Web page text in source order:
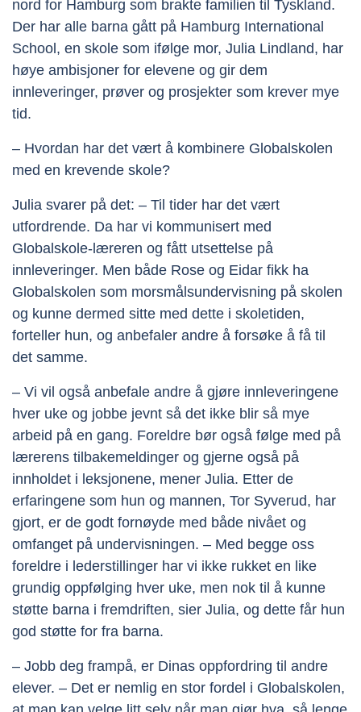
nord for Hamburg som brakte familien til Tyskland.
Der har alle barna gått på Hamburg International
School, en skole som ifølge mor, Julia Lindland, har
høye ambisjoner for elevene og gir dem
innleveringer, prøver og prosjekter som krever mye
tid.
– Hvordan har det vært å kombinere Globalskolen
med en krevende skole?
Julia svarer på det: – Til tider har det vært
utfordrende. Da har vi kommunisert med
Globalskole-læreren og fått utsettelse på
innleveringer. Men både Rose og Eidar fikk ha
Globalskolen som morsmålsundervisning på skolen
og kunne dermed sitte med dette i skoletiden,
forteller hun, og anbefaler andre å forsøke å få til
det samme.
– Vi vil også anbefale andre å gjøre innleveringene
hver uke og jobbe jevnt så det ikke blir så mye
arbeid på en gang. Foreldre bør også følge med på
lærerens tilbakemeldinger og gjerne også på
innholdet i leksjonene, mener Julia. Etter de
erfaringene som hun og mannen, Tor Syverud, har
gjort, er de godt fornøyde med både nivået og
omfanget på undervisningen. – Med begge oss
foreldre i lederstillinger har vi ikke rukket en like
grundig oppfølging hver uke, men nok til å kunne
støtte barna i fremdriften, sier Julia, og dette får hun
god støtte for fra barna.
– Jobb deg frampå, er Dinas oppfordring til andre
elever. – Det er nemlig en stor fordel i Globalskolen,